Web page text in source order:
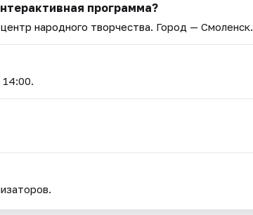
программа?
народного творчества. Город — Смоленск.
14:00.